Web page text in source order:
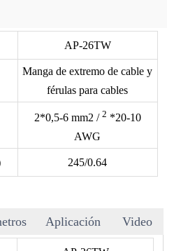
AP-26TW
Manga de extremo de cable y
férulas para cables
2*0,5-6 mm2 / 2 *20-10
AWG
245/0.64
Aplicación Video
elegir y aceptamos matrices